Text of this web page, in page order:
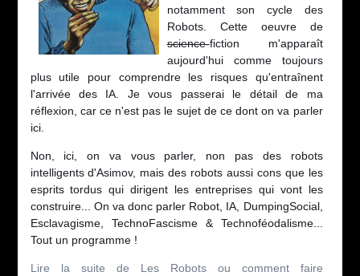
notamment son cycle des
Robots. Cette oeuvre de
science-fiction m'apparaît
aujourd'hui comme toujours
plus utile pour comprendre les risques qu'entraînent
l'arrivée des IA. Je vous passerai le détail de ma
réflexion, car ce n'est pas le sujet de ce dont on va parler
ici.
Non, ici, on va vous parler, non pas des robots
intelligents d'Asimov, mais des robots aussi cons que les
esprits tordus qui dirigent les entreprises qui vont les
construire... On va donc parler Robot, IA, DumpingSocial,
Esclavagisme, TechnoFascisme & Technoféodalisme...
Tout un programme !
Lire la suite de Les Robots ou comment faire